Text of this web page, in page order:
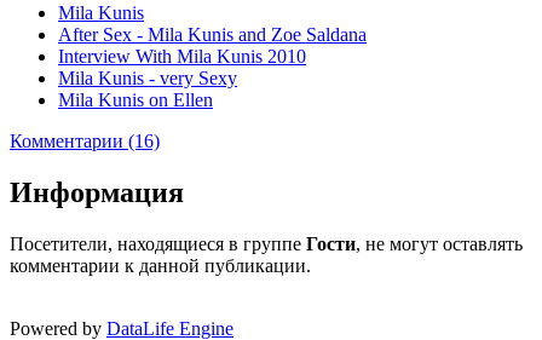
Mila Kunis
After Sex - Mila Kunis and Zoe Saldana
Interview With Mila Kunis 2010
Mila Kunis - very Sexy
Mila Kunis on Ellen
Комментарии (16)
Информация
Посетители, находящиеся в группе Гости, не могут оставлять
комментарии к данной публикации.
Powered by DataLife Engine